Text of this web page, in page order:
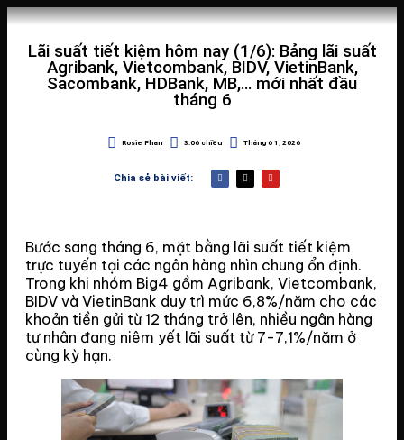
Lãi suất tiết kiệm hôm nay (1/6): Bảng lãi suất
Agribank, Vietcombank, BIDV, VietinBank,
Sacombank, HDBank, MB,… mới nhất đầu
tháng 6
Rosie Phan 3:06 chiều Tháng 6 1, 2026
Chia sẻ bài viết:
Bước sang tháng 6, mặt bằng lãi suất tiết kiệm
trực tuyến tại các ngân hàng nhìn chung ổn định.
Trong khi nhóm Big4 gồm Agribank, Vietcombank,
BIDV và VietinBank duy trì mức 6,8%/năm cho các
khoản tiền gửi từ 12 tháng trở lên, nhiều ngân hàng
tư nhân đang niêm yết lãi suất từ 7-7,1%/năm ở
cùng kỳ hạn.